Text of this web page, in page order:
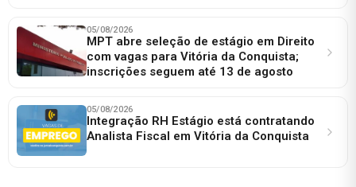
05/08/2026
MPT abre seleção de estágio em Direito
com vagas para Vitória da Conquista;
inscrições seguem até 13 de agosto
05/08/2026
Integração RH Estágio está contratando
Analista Fiscal em Vitória da Conquista